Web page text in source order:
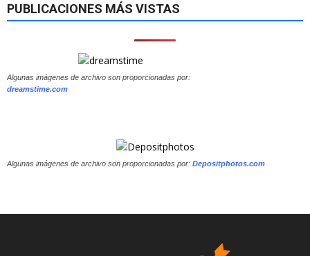
PUBLICACIONES MÁS VISTAS
Algunas imágenes de archivo son proporcionadas por:
dreamstime.com
Algunas imágenes de archivo son proporcionadas por: Depositphotos.com